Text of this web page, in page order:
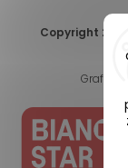
Copyright 2026